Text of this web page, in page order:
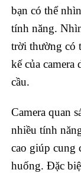
bạn có thể
tính năng.
trời thường có
kế của
cầu.
Camera quan
nhiều tính
cao giúp cung
huống. Đặc